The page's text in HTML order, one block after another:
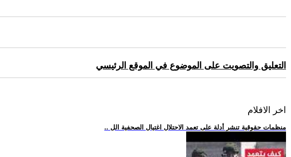
التعليق والتصويت على الموضوع في الموقع الرئيسي
اخر الافلام
.. منظمات حقوقية تنشر أدلة على تعمد الاحتلال اغتيال الصحفية الل